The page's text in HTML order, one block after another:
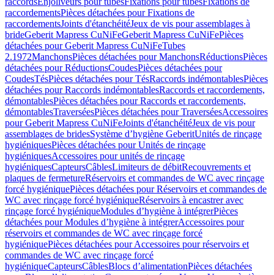
raccordementsPièces détachées pour Fixations de
raccordementsJoints d'étanchéitéJeux de vis pour assemblages à
brideGeberit Mapress CuNiFeGeberit Mapress CuNiFePièces
détachées pour Geberit Mapress CuNiFeTubes
2.1972ManchonsPièces détachées pour ManchonsRéductionsPièces
détachées pour RéductionsCoudesPièces détachées pour
CoudesTésPièces détachées pour TésRaccords indémontablesPièces
détachées pour Raccords indémontablesRaccords et raccordements,
démontablesPièces détachées pour Raccords et raccordements,
démontablesTraverséesPièces détachées pour TraverséesAccessoires
pour Geberit Mapress CuNiFeJoints d'étanchéitéJeux de vis pour
assemblages de bridesSystème d’hygiène GeberitUnités de rinçage
hygiéniquesPièces détachées pour Unités de rinçage
hygiéniquesAccessoires pour unités de rinçage
hygiéniquesCapteursCâblesLimiteurs de débitRecouvrements et
plaques de fermetureRéservoirs et commandes de WC avec rinçage
forcé hygiéniquePièces détachées pour Réservoirs et commandes de
WC avec rinçage forcé hygiéniqueRéservoirs à encastrer avec
rinçage forcé hygiéniqueModules d’hygiène à intégrerPièces
détachées pour Modules d’hygiène à intégrerAccessoires pour
réservoirs et commandes de WC avec rinçage forcé
hygiéniquePièces détachées pour Accessoires pour réservoirs et
commandes de WC avec rinçage forcé
hygiéniqueCapteursCâblesBlocs d’alimentationPièces détachées